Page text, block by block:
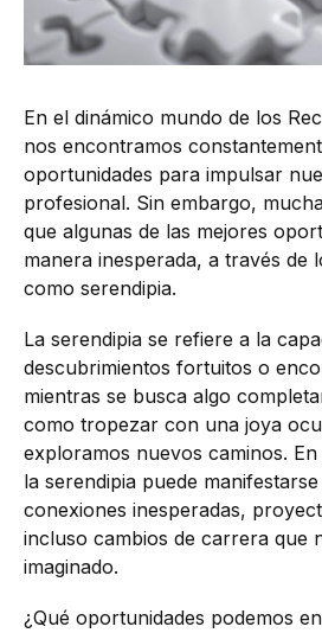
En el dinámico mundo de los
nos encontramos
oportunidades para impulsar
profesional. Sin embargo,
que algunas de las mejores
manera inesperada, a través de
como serendipia.
La serendipia se refiere a la
descubrimientos fortuitos o
mientras se busca algo
como tropezar con una joya
exploramos nuevos caminos.
la serendipia puede
conexiones inesperadas,
incluso cambios de carrera que
imaginado.
¿Qué oportunidades podemos